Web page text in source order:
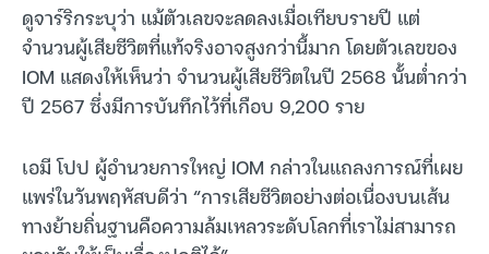
ดูจาร์ริกระบุว่า แม้ตัวเลขจะลดลงเมื่อเทียบรายปี แต่
จำนวนผู้เสียชีวิตที่แท้จริงอาจสูงกว่านี้มาก โดยตัวเลขของ
IOM แสดงให้เห็นว่า จำนวนผู้เสียชีวิตในปี 2568 นั้นต่ำกว่า
ปี 2567 ซึ่งมีการบันทึกไว้ที่เกือบ 9,200 ราย
เอมี โปป ผู้อำนวยการใหญ่ IOM กล่าวในแถลงการณ์ที่เผย
แพร่ในวันพฤหัสบดีว่า “การเสียชีวิตอย่างต่อเนื่องบนเส้น
ทางย้ายถิ่นฐานคือความล้มเหลวระดับโลกที่เราไม่สามารถ